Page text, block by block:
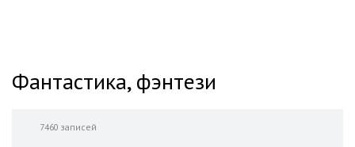
Фантастика, фэнтези
7460 записей